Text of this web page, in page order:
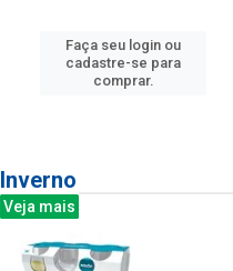
Faça seu login ou
cadastre-se para
comprar.
Inverno
Veja mais